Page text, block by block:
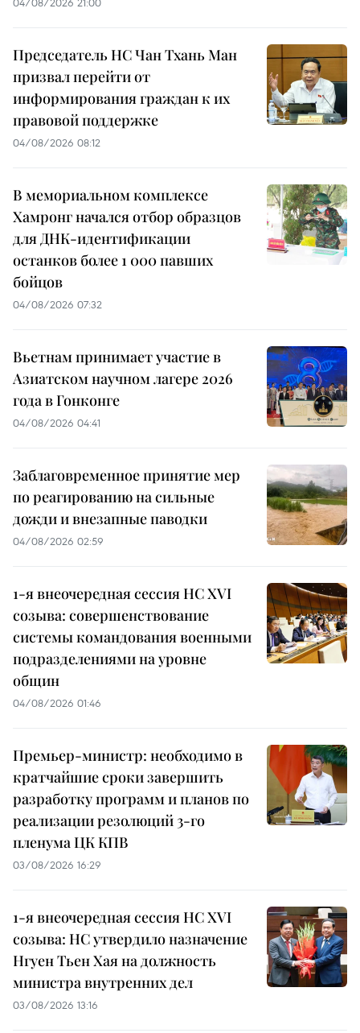
Председатель НС Чан Тхань Ман
призвал перейти от
информирования граждан к их
правовой поддержке
04/08/2026 08:12
В мемориальном комплексе
Хамронг начался отбор образцов
для ДНК-идентификации
останков более 1 000 павших
бойцов
04/08/2026 07:32
Вьетнам принимает участие в
Азиатском научном лагере 2026
года в Гонконге
04/08/2026 04:41
Заблаговременное принятие мер
по реагированию на сильные
дожди и внезапные паводки
04/08/2026 02:59
1-я внеочередная сессия НС XVI
созыва: совершенствование
системы командования военными
подразделениями на уровне
общин
04/08/2026 01:46
Премьер-министр: необходимо в
кратчайшие сроки завершить
разработку программ и планов по
реализации резолюций 3-го
пленума ЦК КПВ
03/08/2026 16:29
1-я внеочередная сессия НС XVI
созыва: НС утвердило назначение
Нгуен Тьен Хая на должность
министра внутренних дел
03/08/2026 13:16